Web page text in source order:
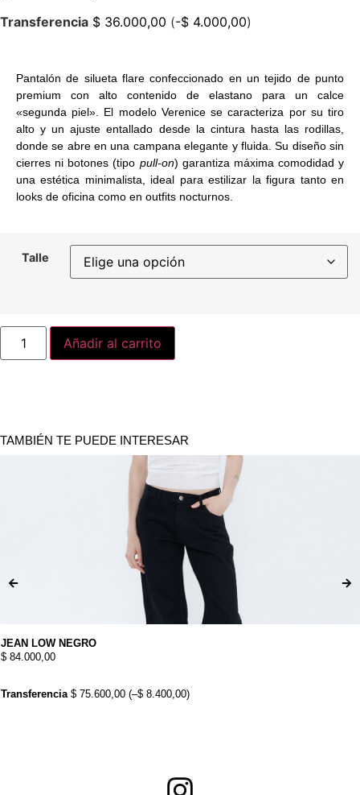
Transferencia $ 36.000,00 (-$ 4.000,00)
Pantalón de silueta flare confeccionado en un tejido de punto
premium con alto contenido de elastano para un calce
«segunda piel». El modelo Verenicese caracteriza por su tiro
alto y un ajuste entallado desde la cintura hasta las rodillas,
donde se abre en una campana elegante y fluida. Su diseño sin
cierres ni botones (tipo pull-on) garantiza máxima comodidad y
una estética minimalista, ideal para estilizar la figura tanto en
looks de oficina como en outfits nocturnos.
Talle
Añadir al carrito
TAMBIÉN TE PUEDE INTERESAR
JEAN LOW NEGRO
$ 84.000,00
Transferencia $ 75.600,00 (–$ 8.400,00)